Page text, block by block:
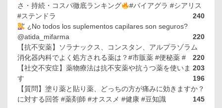
さ・持続・コスパ徹底ランキング
#バイアグラ #シアリス
#ステンドラ
240
¿No todos los suplementos capilares son seguros?
@atida_mifarma
220
【抗不安薬】ソラナックス、コンスタン、アルプラゾラム
220
消化器内科でよく処方される薬は？#市販薬 #便秘薬 #
203
【社交不安症】薬物療法は抗不安薬や抗うつ薬を使いま
す
196
【質問】塗り薬と貼り薬、どっちの方が痛みに効きますか？
に対する回答 #薬剤師 #オススメ #健康 #豆知識
145